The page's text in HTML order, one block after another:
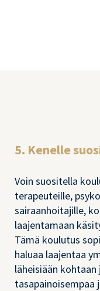
5. Kenelle
Voin suositella
terapeuteille,
sairaanhoitajille,
laajentamaan
Tämä koulutus
haluaa laajentaa
läheisiään
tasapainoisempaa